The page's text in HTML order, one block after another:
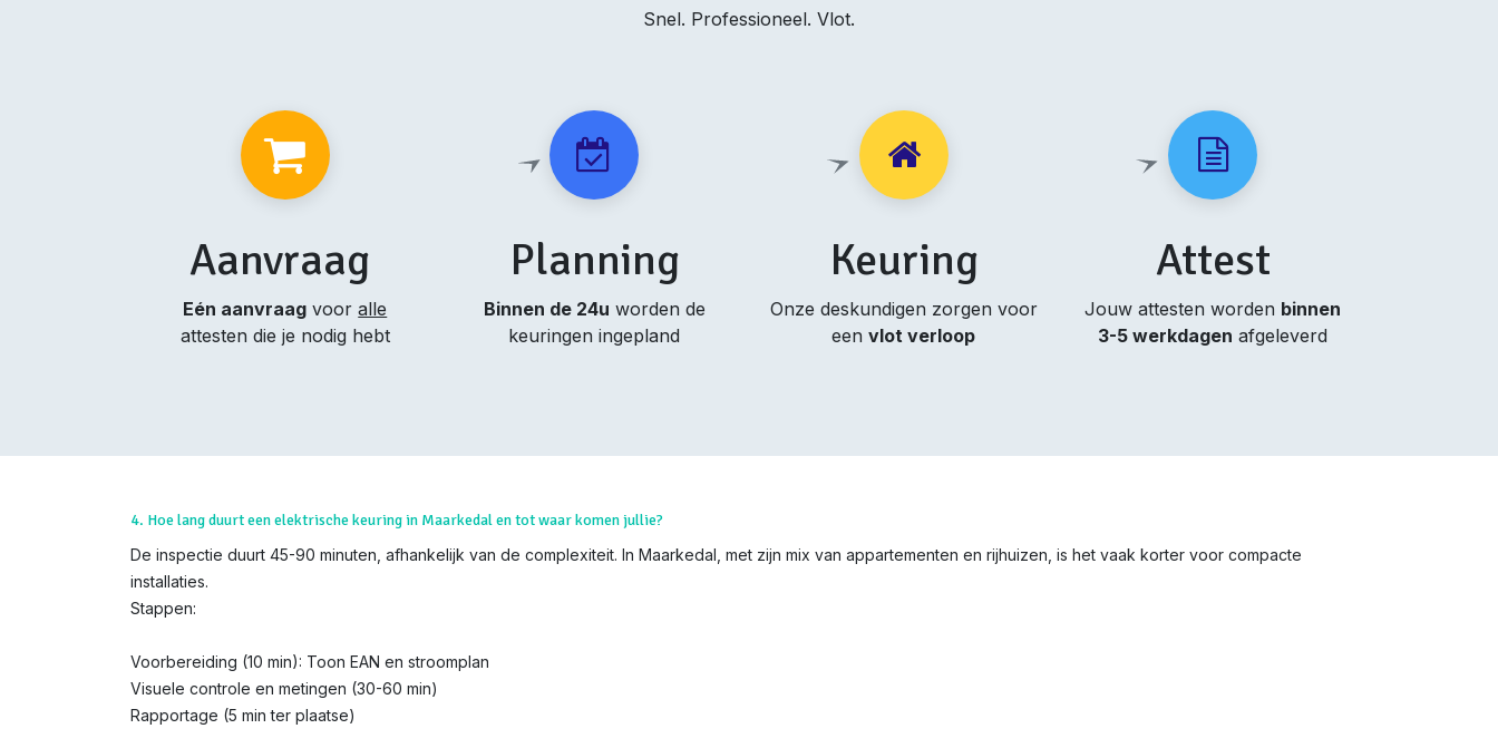
Snel. Professioneel. Vlot.
Aanvraag
Eén aanvraag vooralle
attesten die je nodig hebt
Planning
Binnen de 24u worden de
keuringen ingepland
Keuring
Onze deskundigen zorgen voor
eenvlot verloop
Attest
Jouw attesten worden binnen
3-5 werkdagen afgeleverd
4. Hoe lang duurt een elektrische keuring in Maarkedal en tot waar komen jullie?
De inspectie duurt 45-90 minuten, afhankelijk van de complexiteit. In Maarkedal, met zijn mix van appartementen en rijhuizen, is het vaak korter voor compacte
installaties.
Stappen:
Voorbereiding (10 min): Toon EAN en stroomplan
Visuele controle en metingen (30-60 min)
Rapportage (5 min ter plaatse)